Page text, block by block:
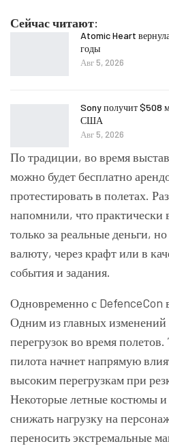
Сейчас читают:
Atomic Heart
годы
Авг 5, 2026
Sony получит $508
США
Авг 5, 2026
По традиции, во время
можно будет бесплатно
протестировать в полетах.
напомнили, что практически
только за реальные деньги,
валюту, через крафт или в
события и задания.
Одновременно с DefenceCon
Одним из главных изменений
перегрузок во время
пилота начнет напрямую
высоким перегрузкам при
Некоторые летные костюмы
снижать нагрузку на
переносить экстремальные